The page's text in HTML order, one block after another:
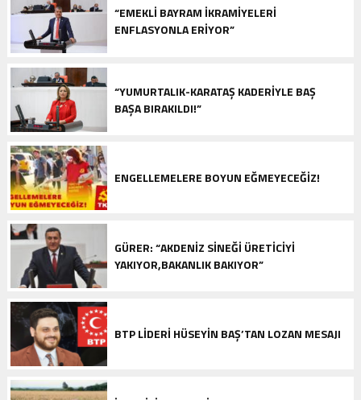
“EMEKLI BAYRAM IKRAMIYELERI
ENFLASYONLA ERIYOR”
“YUMURTALIK-KARATAŞ KADERIYLE BAŞ
BAŞA BIRAKILDI!”
ENGELLEMELERE BOYUN EĞMEYECEĞIZ!
GÜRER: “AKDENIZ SINEĞI ÜRETICIYI
YAKIYOR,BAKANLIK BAKIYOR”
BTP LIDERI HÜSEYIN BAŞ’TAN LOZAN MESAJI